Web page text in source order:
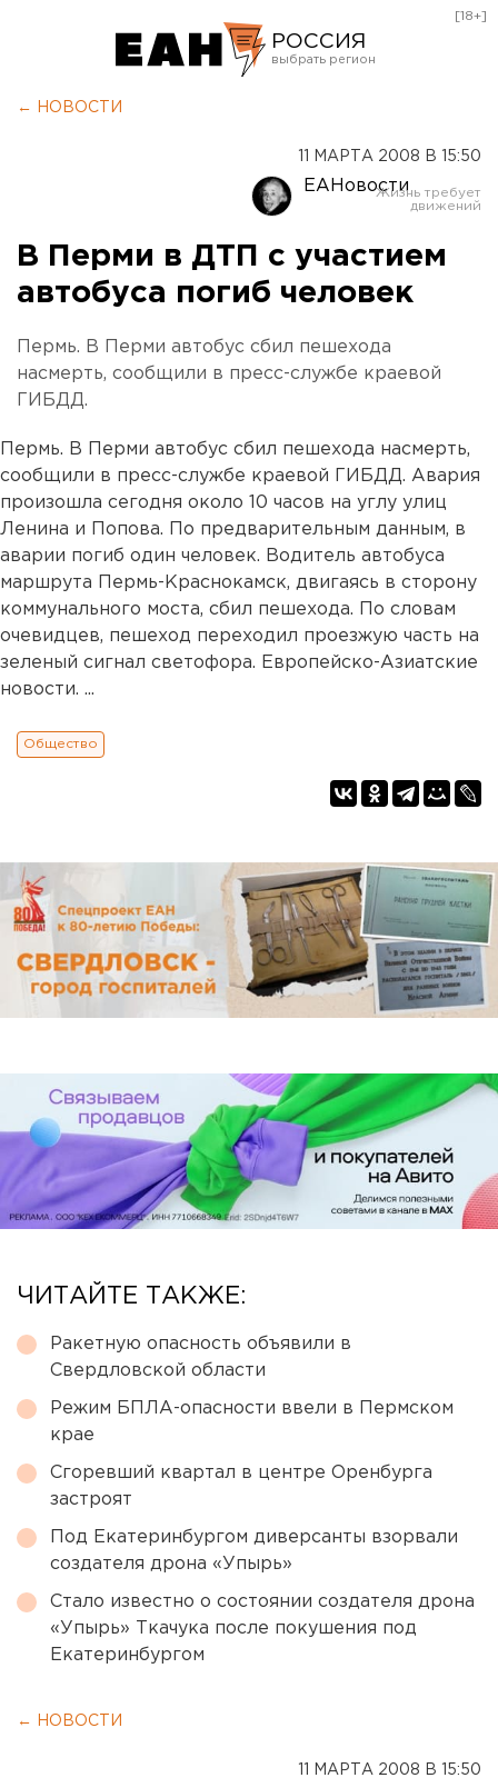
РОССИЯ
Оренбург
[18+]
← НОВОСТИ
11 МАРТА 2008 В 15:50
ЕАНовости
В Перми в ДТП с участием
автобуса погиб человек
Пермь. В Перми автобус сбил пешехода
насмерть, сообщили в пресс-службе краевой
ГИБДД.
Пермь. В Перми автобус сбил пешехода насмерть,
сообщили в пресс-службе краевой ГИБДД. Авария
произошла сегодня около 10 часов на углу улиц
Ленина и Попова. По предварительным данным, в
аварии погиб один человек. Водитель автобуса
маршрута Пермь-Краснокамск, двигаясь в сторону
коммунального моста, сбил пешехода. По словам
очевидцев, пешеход переходил проезжую часть на
зеленый сигнал светофора. Европейско-Азиатские
новости. ...
Общество
ЧИТАЙТЕ ТАКЖЕ:
Ракетную опасность объявили в
Свердловской области
Режим БПЛА-опасности ввели в Пермском
крае
Сгоревший квартал в центре Оренбурга
застроят
Под Екатеринбургом диверсанты взорвали
создателя дрона «Упырь»
Стало известно о состоянии создателя дрона
«Упырь» Ткачука после покушения под
Екатеринбургом
← НОВОСТИ
11 МАРТА 2008 В 15:50